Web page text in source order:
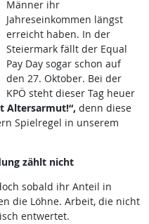
Männer ihr
Jahreseinkommen längst
erreicht haben. In der
Steiermark fällt der Equal
Pay Day sogar schon auf
den 27. Oktober. Bei der
KPÖ steht dieser Tag heuer
Altersarmut!“, denn diese
Spielregel in unserem
zählt nicht
sobald ihr Anteil in
die Löhne. Arbeit, die nicht
entwertet.